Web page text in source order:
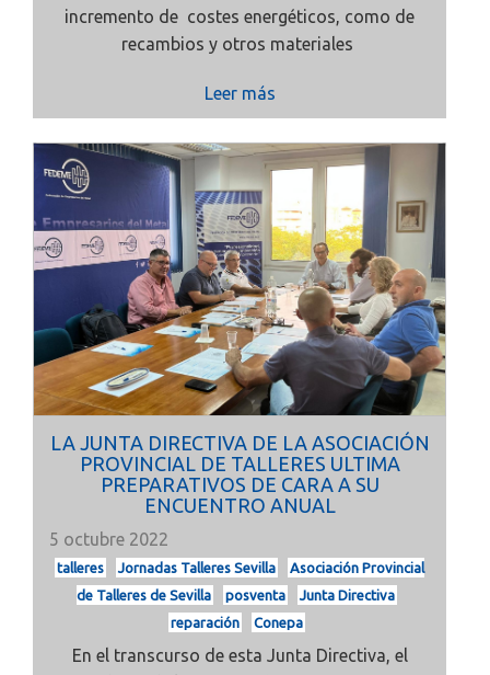
incremento de costes energéticos, como de
recambios y otros materiales
Leer más
LA JUNTA DIRECTIVA DE LA ASOCIACIÓN
PROVINCIAL DE TALLERES ULTIMA
PREPARATIVOS DE CARA A SU
ENCUENTRO ANUAL
5 octubre 2022
talleres Jornadas Talleres Sevilla
Asociación Provincial
de Talleres de Sevilla
posventa
Junta Directiva
reparación
Conepa
En el transcurso de esta Junta Directiva, el